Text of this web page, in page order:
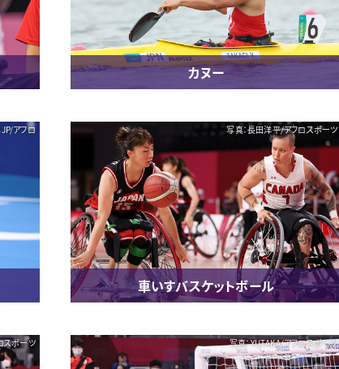
カヌー
アフロ 写真：長田洋平/アフロスポーツ
車いすバスケットボール
スポーツ 写真：YUTAKA/アフロスポーツ